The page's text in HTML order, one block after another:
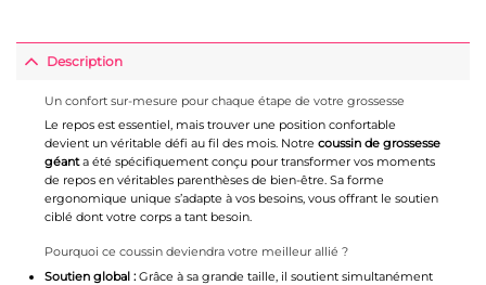
Description
Un confort sur-mesure pour chaque étape de votre grossesse
Le repos est essentiel, mais trouver une position confortable
devient un véritable défi au fil des mois. Notre coussin de grossesse
géanta été spécifiquement conçu pour transformer vos moments
de repos en véritables parenthèses de bien-être. Sa forme
ergonomique unique s’adapte à vos besoins, vous offrant le soutien
ciblé dont votre corps a tant besoin.
Pourquoi ce coussin deviendra votre meilleur allié ?
Soutien global :Grâce à sa grande taille, il soutient simultanément